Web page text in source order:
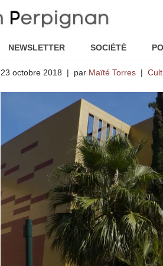
NEWSLETTER SOCIÉTÉ
Le Conservatoire
Montserrat Caballé
23 octobre 2018 par Maïté Torres